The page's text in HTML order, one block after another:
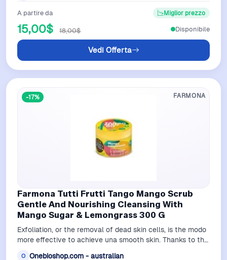
A partire da
15,00$ 18,00$
Miglior prezzo
Vedi Offerta
Disponibile
-17% FARMONA
Farmona Tutti Frutti Tango Mango Scrub
Gentle And Nourishing Cleansing With
Mango Sugar & Lemongrass 300 G
Exfoliation, or the removal of dead skin cells, is the modo
more effective to achieve una smooth skin. Thanks to the
O Onebioshop.com - australian